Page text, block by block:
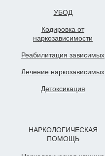
УБОД
Кодировка от
наркозависимости
Реабилитация зависимых
Лечение наркозависимых
Детоксикация
НАРКОЛОГИЧЕСКАЯ
ПОМОЩЬ